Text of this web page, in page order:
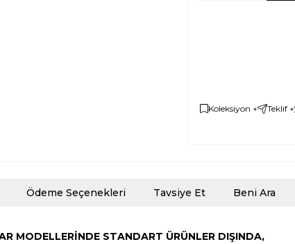
Koleksiyon + Teklif +
Ödeme Seçenekleri Tavsiye Et Beni Ara
MODELLERİNDE STANDART ÜRÜNLER DIŞINDA,